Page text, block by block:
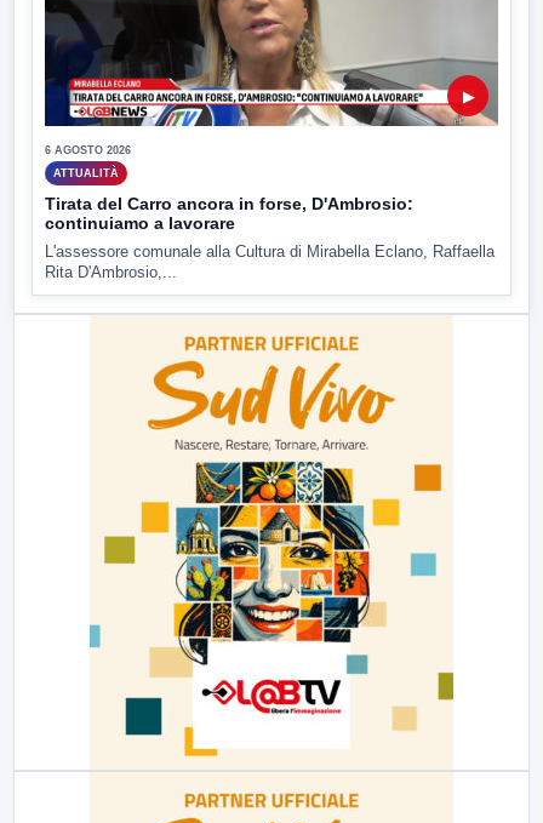
▶
6 AGOSTO 2026
ATTUALITÀ
Tirata del Carro ancora in forse, D'Ambrosio:
continuiamo a lavorare
L'assessore comunale alla Cultura di Mirabella Eclano, Raffaella
Rita D'Ambrosio,...